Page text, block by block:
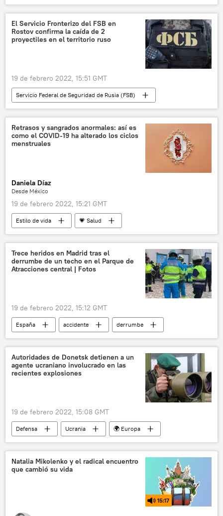
📰 Caso Epstein
El Servicio Fronterizo del FSB en
Rostov confirma la caída de 2
proyectiles en el territorio ruso
19 de febrero 2022, 15:51 GMT
Servicio Federal de Seguridad de Rusia (FSB)
Defensa
🛡️ Zonas de conflicto
📰 Conflicto en el este de Ucrania (2014-2022)
proyectiles
Ucrania 🌍 Europa
Retrasos y sangrados anormales: así es
como el COVID-19 ha alterado los ciclos
menstruales
Daniela Díaz
Desde México
19 de febrero 2022, 15:21 GMT
Estilo de vida
💗 Salud
menstruación
mujeres COVID-19
Trece heridos en Madrid tras el
derrumbe de un techo en el Parque de
Atracciones central | Fotos
19 de febrero 2022, 15:12 GMT
España accidente
derrumbe
Madrid
Autoridades de Donetsk detienen a un
agente ucraniano involucrado en las
recientes explosiones
19 de febrero 2022, 15:08 GMT
Defensa Ucrania
🌍 Europa
🛡️ Zonas de conflicto
Donetsk
📰 Conflicto en el este de Ucrania (2014-2022)
Bielorrusia
Natalia Mikolenko y el radical encuentro
que cambió su vida
15:17